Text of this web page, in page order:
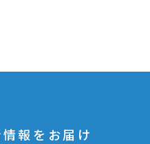
報をお届け